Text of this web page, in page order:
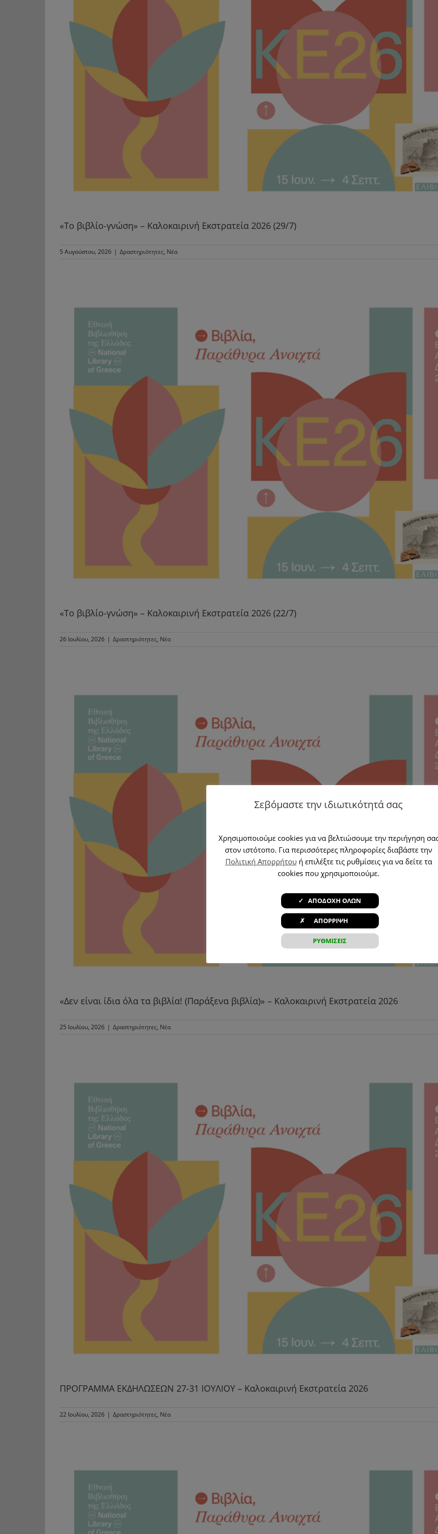
«Το βιβλίο-γνώση» – Καλοκαιρινή Εκστρατεία 2026 (29/7)
5 Αυγούστου, 2026 | Δραστηριότητες, Νέα
«Το βιβλίο-γνώση» – Καλοκαιρινή Εκστρατεία 2026 (22/7)
26 Ιουλίου, 2026 | Δραστηριότητες, Νέα
«Δεν είναι ίδια όλα τα βιβλία! (Παράξενα βιβλία)» – Καλοκαιρινή Εκστρατεία 2026
25 Ιουλίου, 2026 | Δραστηριότητες, Νέα
ΠΡΟΓΡΑΜΜΑ ΕΚΔΗΛΩΣΕΩΝ 27-31 IOYΛIOY – Καλοκαιρινή Εκστρατεία 2026
22 Ιουλίου, 2026 | Δραστηριότητες, Νέα
Σεβόμαστε την ιδιωτικότητά σας
Χρησιμοποιούμε cookies για να βελτιώσουμε την περιήγηση
στον ιστότοπο. Για περισσότερες πληροφορίες διαβάστε την
Πολιτική Απορρήτουή επιλέξτε τις ρυθμίσεις για να δείτε τα
cookies που χρησιμοποιούμε.
ΡΥΘΜΙΣΕΙΣ
✓ ΑΠΟΔΟΧΗ ΟΛΩΝ
✗ ΑΠΟΡΡΙΨΗ